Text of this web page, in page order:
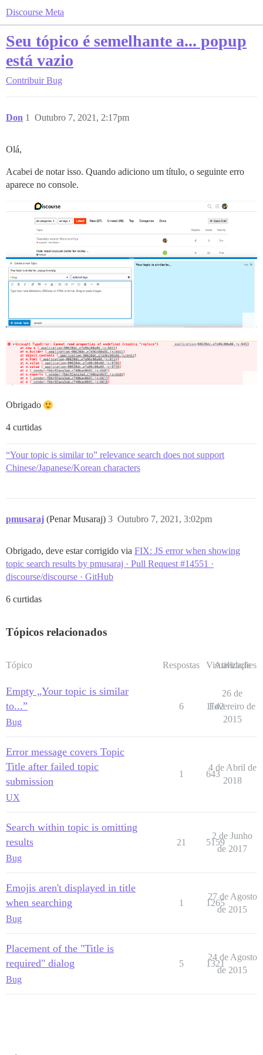
Discourse Meta
Seu tópico é semelhante a... popup
está vazio
Contribuir Bug
Don Outubro 7, 2021, 2:17pm
1
Olá,
Acabei de notar isso. Quando adiciono um título, o seguinte erro
aparece no console.
Obrigado
4 curtidas
“Your topic is similar to” relevance search does not support
Chinese/Japanese/Korean characters
pmusaraj (Penar Musaraj) Outubro 7, 2021, 3:02pm
3
Obrigado, deve estar corrigido via FIX: JS error when showing
topic search results by pmusaraj · Pull Request #14551 ·
discourse/discourse · GitHub
6 curtidas
Tópicos relacionados
Tópico Respostas Visualizações
Atividade
Empty „Your topic is similar
to...”
Bug
6 1142
26 de
Fevereiro de
2015
Error message covers Topic
Title after failed topic
submission
UX
1 643
4 de Abril de
2018
Search within topic is omitting
results
Bug
21 5159
2 de Junho
de 2017
Emojis aren't displayed in title
when searching
Bug
1 1265
27 de Agosto
de 2015
Placement of the "Title is
required" dialog
Bug
5 1321
24 de Agosto
de 2015